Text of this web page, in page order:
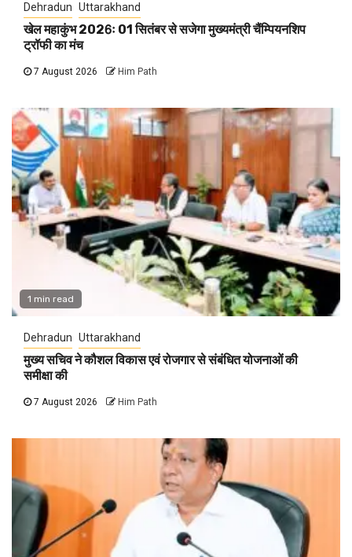
Dehradun Uttarakhand
खेल महाकुंभ 2026ः 01 सितंबर से सजेगा मुख्यमंत्री चैंम्पियनशिप
ट्रॉफी का मंच
7 August 2026 Him Path
1 min read
Dehradun Uttarakhand
मुख्य सचिव ने कौशल विकास एवं रोजगार से संबंधित योजनाओं की
समीक्षा की
7 August 2026 Him Path